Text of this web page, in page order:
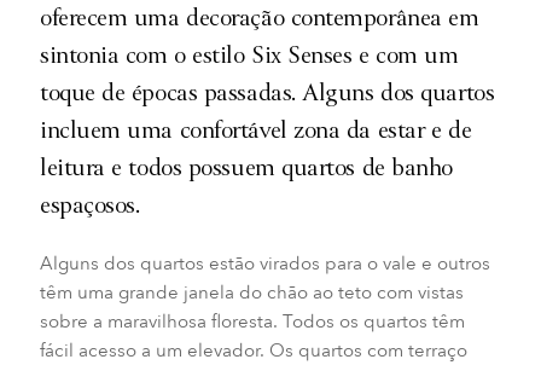
oferecem uma decoração contemporânea em
sintonia com o estilo Six Senses e com um
toque de épocas passadas. Alguns dos quartos
incluem uma confortável zona da estar e de
leitura e todos possuem quartos de banho
espaçosos.
Alguns dos quartos estão virados para o vale e outros
têm uma grande janela do chão ao teto com vistas
sobre a maravilhosa floresta. Todos os quartos têm
fácil acesso a um elevador. Os quartos com terraço